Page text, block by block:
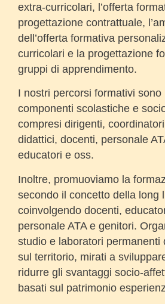
extra-curricolari, l’offerta
progettazione contrattuale,
dell’offerta formativa
curricolari e la progettazione
gruppi di apprendimento.
I nostri percorsi formativi
componenti scolastiche e
compresi dirigenti,
didattici, docenti, personale
educatori e oss.
Inoltre, promuoviamo la
secondo il concetto della long
coinvolgendo docenti,
personale ATA e genitori.
studio e laboratori permanenti
sul territorio, mirati a
ridurre gli svantaggi socio-
basati sul patrimonio